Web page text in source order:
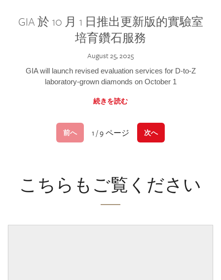
GIA 於 10 月 1 日推出更新版的實驗室
培育鑽石服務
August 25, 2025
GIA will launch revised evaluation services for D-to-Z
laboratory-grown diamonds on October 1
続きを読む
前へ 1 / 9 ページ 次へ
こちらもご覧ください